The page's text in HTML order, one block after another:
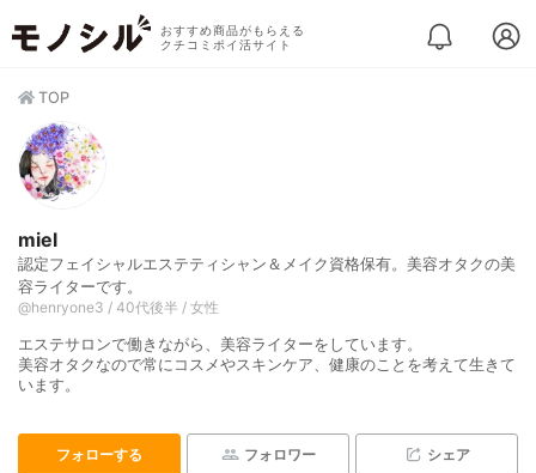
おすすめ商品がもらえる
クチコミポイ活サイト
TOP
miel
認定フェイシャルエステティシャン＆メイク資格保有。美容オタクの美
容ライターです。
@henryone3 / 40代後半 / 女性
エステサロンで働きながら、美容ライターをしています。
美容オタクなので常にコスメやスキンケア、健康のことを考えて生きて
います。
フォローする フォロワー シェア